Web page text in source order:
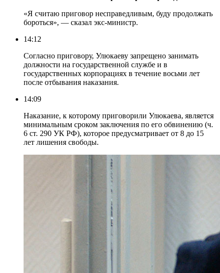
«Я считаю приговор несправедливым, буду продолжать
бороться», — сказал экс-министр.
14:12
Согласно приговору, Улюкаеву запрещено занимать
должности на государственной службе и в
государственных корпорациях в течение восьми лет
после отбывания наказания.
14:09
Наказание, к которому приговорили Улюкаева, является
минимальным сроком заключения по его обвинению (ч.
6 ст. 290 УК РФ), которое предусматривает от 8 до 15
лет лишения свободы.